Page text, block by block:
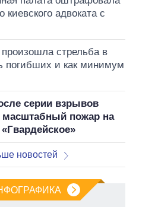
киевского адвоката с
стрельба в
погибших и как минимум
серии взрывов
масштабный пожар на
новостей